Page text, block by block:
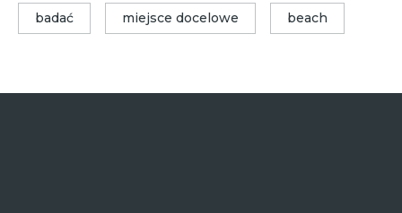
badać miejsce docelowe beach